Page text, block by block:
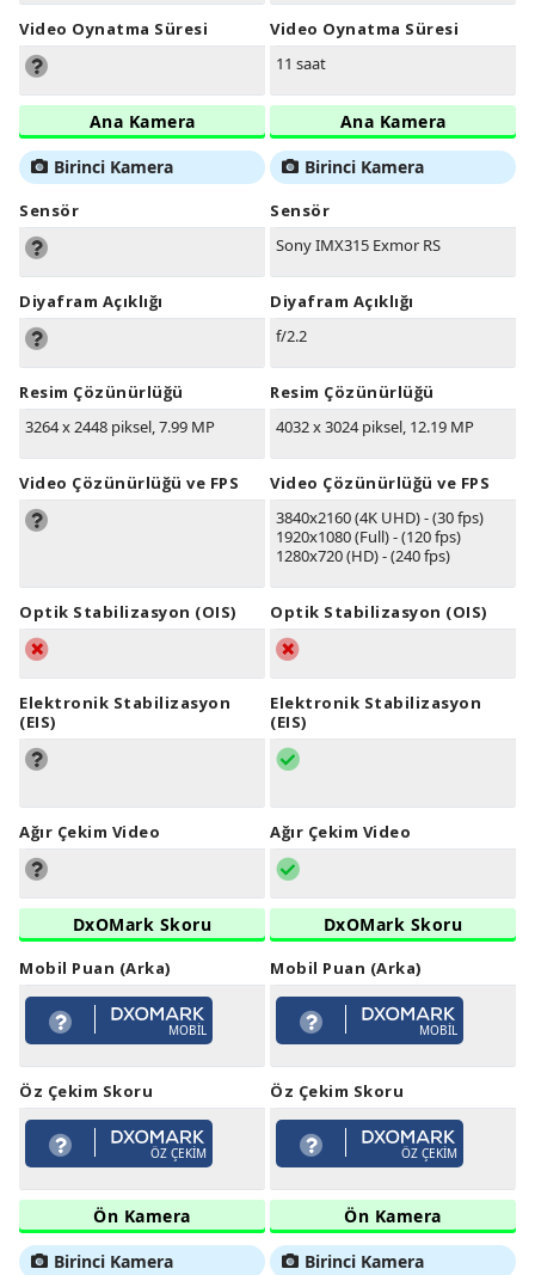
Video Oynatma Süresi
Ana Kamera
Birinci Kamera
Sensör
Diyafram Açıklığı
Resim Çözünürlüğü
3264 x 2448 piksel, 7.99 MP
Video Çözünürlüğü ve FPS
Optik Stabilizasyon (OIS)
Elektronik Stabilizasyon
(EIS)
Ağır Çekim Video
DxOMark Skoru
Mobil Puan (Arka)
MOBIL
Öz Çekim Skoru
ÖZ ÇEKIM
Ön Kamera
Birinci Kamera
Video Oynatma Süresi
11 saat
Ana Kamera
Birinci Kamera
Sensör
Sony IMX315 Exmor RS
Diyafram Açıklığı
f/2.2
Resim Çözünürlüğü
4032 x 3024 piksel, 12.19 MP
Video Çözünürlüğü ve FPS
3840x2160 (4K UHD) - (30 fps)
1920x1080 (Full) - (120 fps)
1280x720 (HD) - (240 fps)
Optik Stabilizasyon (OIS)
Elektronik Stabilizasyon
(EIS)
Ağır Çekim Video
DxOMark Skoru
Mobil Puan (Arka)
MOBIL
Öz Çekim Skoru
ÖZ ÇEKIM
Ön Kamera
Birinci Kamera